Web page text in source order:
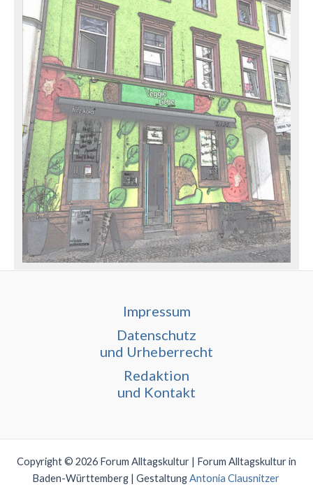
Impressum
Datenschutz
und Urheberrecht
Redaktion
und Kontakt
Copyright © 2026 Forum Alltagskultur | Forum Alltagskultur in
Baden-Württemberg | GestaltungAntonia Clausnitzer